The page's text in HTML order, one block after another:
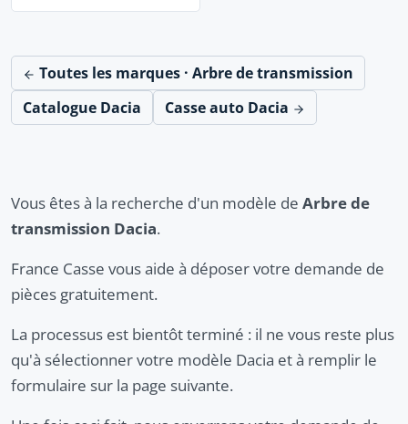
Toutes les marques · Arbre de transmission
Catalogue Dacia
Casse auto Dacia
Vous êtes à la recherche d'un modèle de Arbre de
transmission Dacia.
France Casse vous aide à déposer votre demande de
pièces gratuitement.
La processus est bientôt terminé : il ne vous reste plus
qu'à sélectionner votre modèle Dacia et à remplir le
formulaire sur la page suivante.